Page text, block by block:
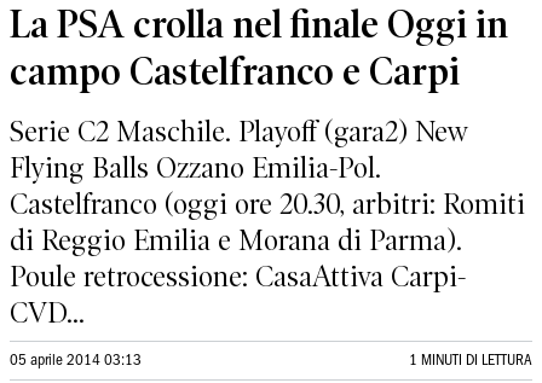
La PSA crolla nel finale Oggi in
campo Castelfranco e Carpi
Serie C2 Maschile. Playoff (gara2) New
Flying Balls Ozzano Emilia-Pol.
Castelfranco (oggi ore 20.30, arbitri: Romiti
di Reggio Emilia e Morana di Parma).
Poule retrocessione: CasaAttiva Carpi-
CVD...
05 aprile 2014 03:13 1 MINUTI DI LETTURA